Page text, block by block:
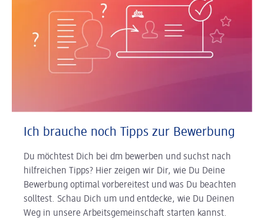
Ich brauche noch Tipps zur Bewerbung
Du möchtest Dich bei dm bewerben und suchst nach
hilfreichen Tipps? Hier zeigen wir Dir, wie Du Deine
Bewerbung optimal vorbereitest und was Du beachten
solltest. Schau Dich um und entdecke, wie Du Deinen
Weg in unsere Arbeitsgemeinschaft starten kannst.